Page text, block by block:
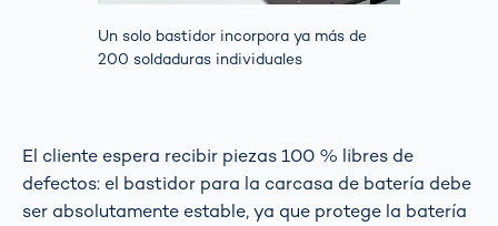
Un solo bastidor incorpora ya más de
200 soldaduras individuales
El cliente espera recibir piezas 100 % libres de
defectos: el bastidor para la carcasa de batería debe
ser absolutamente estable, ya que protege la batería